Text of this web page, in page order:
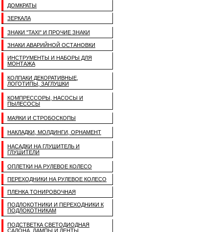
ДОМКРАТЫ
ЗЕРКАЛА
ЗНАКИ "TAXI" И ПРОЧИЕ ЗНАКИ
ЗНАКИ АВАРИЙНОЙ ОСТАНОВКИ
ИНСТРУМЕНТЫ И НАБОРЫ ДЛЯ
МОНТАЖА
КОЛПАКИ ДЕКОРАТИВНЫЕ,
ЛОГОТИПЫ, ЗАГЛУШКИ
КОМПРЕССОРЫ, НАСОСЫ И
ПЫЛЕСОСЫ
МАЯКИ И СТРОБОСКОПЫ
НАКЛАДКИ, МОЛДИНГИ, ОРНАМЕНТ
НАСАДКИ НА ГЛУШИТЕЛЬ И
ГЛУШИТЕЛИ
ОПЛЕТКИ НА РУЛЕВОЕ КОЛЕСО
ПЕРЕХОДНИКИ НА РУЛЕВОЕ КОЛЕСО
ПЛЕНКА ТОНИРОВОЧНАЯ
ПОДЛОКОТНИКИ И ПЕРЕХОДНИКИ К
ПОДЛОКОТНИКАМ
ПОДСТВЕТКА СВЕТОДИОДНАЯ
САЛОНА, ЛАМПЫ И ЛЕНТЫ